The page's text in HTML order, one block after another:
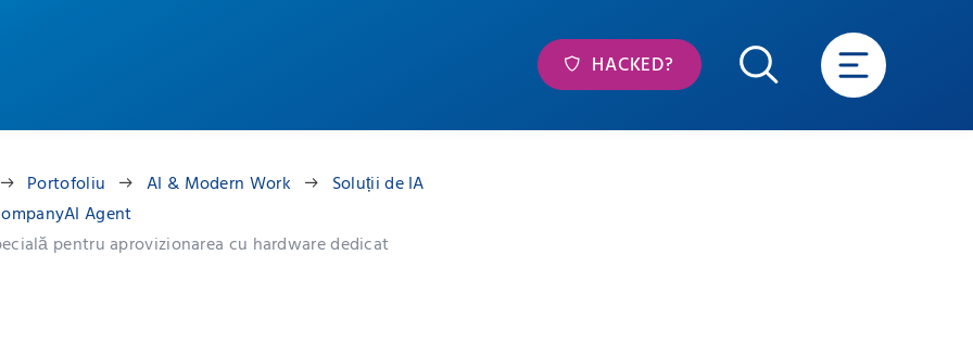
HACKED?
Portofoliu AI & Modern Work
Soluții de IA
Agent
pentru aprovizionarea cu hardware dedicat